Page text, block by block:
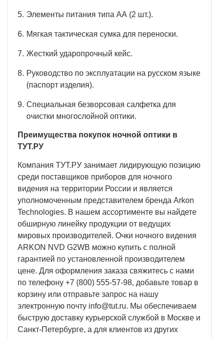
Элементы питания типа АА (2 шт.).
Мягкая тактическая сумка для переноски.
Жесткий ударопрочный кейс.
Руководство по эксплуатации на русском языке
(паспорт изделия).
Специальная безворсовая салфетка для
очистки многослойной оптики.
Преимущества покупок ночной оптики в
ТУТ.РУ
Компания ТУТ.РУ занимает лидирующую позицию
среди поставщиков приборов для ночного
видения на территории России и является
уполномоченным представителем бренда Arkon
Technologies. В нашем ассортименте вы найдете
обширную линейку продукции от ведущих
мировых производителей. Очки ночного видения
ARKON NVD G2WB можно купить с полной
гарантией по установленной производителем
цене. Для оформления заказа свяжитесь с нами
по телефону +7 (800) 555-57-98, добавьте товар в
корзину или отправьте запрос на нашу
электронную почту info@tut.ru. Мы обеспечиваем
быструю доставку курьерской службой в Москве и
Санкт-Петербурге, а для клиентов из других